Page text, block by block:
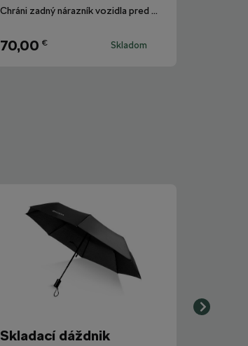
Chráni zadný nárazník vozidla pred mechanickým poškodením.
70,00 € Skladom
Skladací dáždnik